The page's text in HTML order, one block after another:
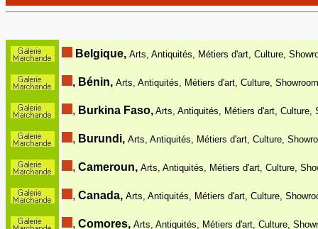
Belgique, Arts, Antiquités, Métiers d'art, Culture,
, Bénin, Arts, Antiquités, Métiers d'art, Culture,
, Burkina Faso, Arts, Antiquités, Métiers d'art, Culture,
, Burundi, Arts, Antiquités, Métiers d'art, Culture,
, Cameroun, Arts, Antiquités, Métiers d'art, Culture,
, Canada, Arts, Antiquités, Métiers d'art, Culture,
, Comores, Arts, Antiquités, Métiers d'art, Culture,